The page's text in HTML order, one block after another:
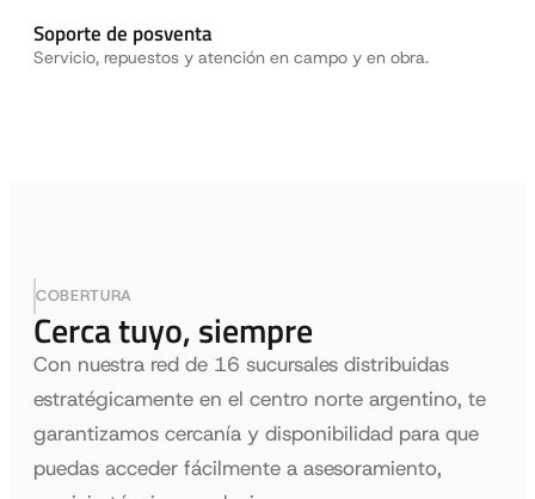
Soporte de posventa
Servicio, repuestos y atención en campo y en obra.
COBERTURA
Cerca tuyo, siempre
Con nuestra red de 16 sucursales distribuidas
estratégicamente en el centro norte argentino, te
garantizamos cercanía y disponibilidad para que
puedas acceder fácilmente a asesoramiento,